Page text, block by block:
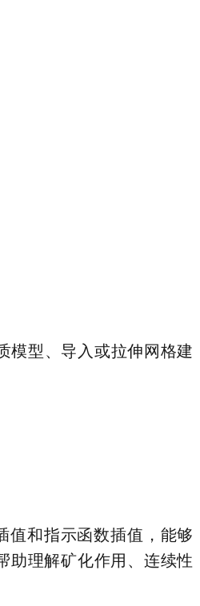
模型、导入或拉伸网格建
值和指示函数插值，能够
助理解矿化作用、连续性